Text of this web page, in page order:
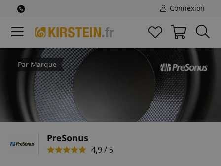
Connexion
Par Marque
PreSonus
4,9 / 5